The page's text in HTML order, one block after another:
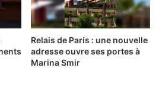
Relais de Paris : une nouvelle
adresse ouvre ses portes à
Marina Smir